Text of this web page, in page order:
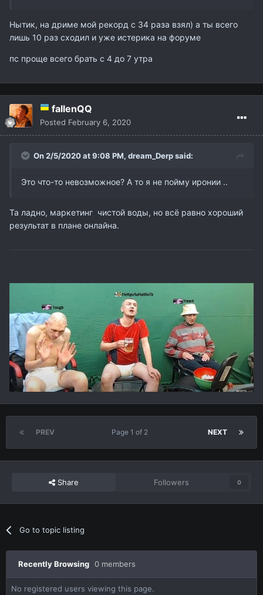
Нытик, на дриме мой рекорд с 34 раза взял) а ты всего
лишь 10 раз сходил и уже истерика на форуме
пс проще всего брать с 4 до 7 утра
fallenQQ
Posted February 6, 2020
On 2/5/2020 at 9:08 PM, dream_Derpsaid:
Это что-то невозможное? А то я не пойму иронии ..
Та ладно, маркетинг чистой воды, но всё равно хороший
результат в плане онлайна.
PREV NEXT
Page 1 of 2
Share Followers 0
Go to topic listing
Recently Browsing 0 members
No registered users viewing this page.